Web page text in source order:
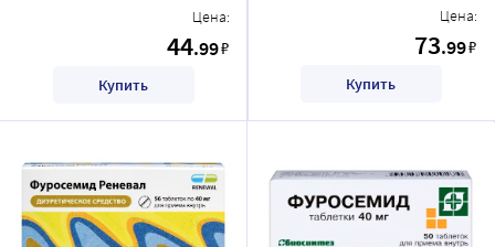
Цена:
44.99₽
Купить
Цена:
73.99₽
Купить